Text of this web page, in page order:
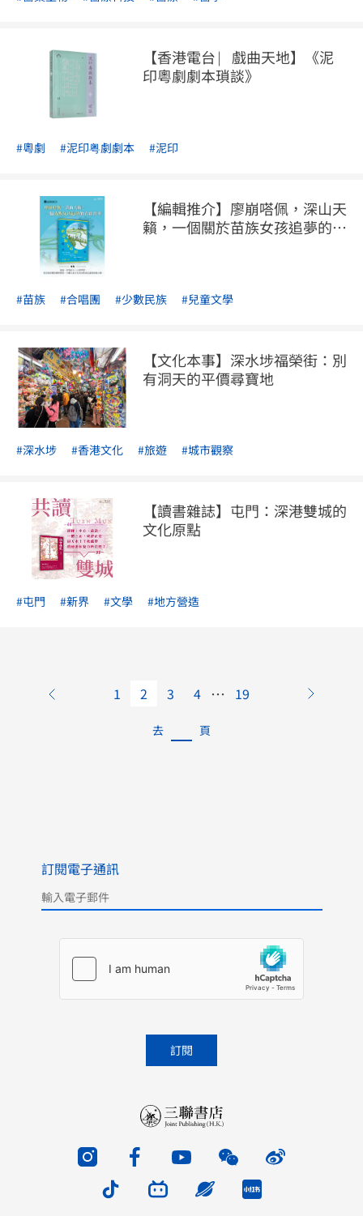
【香港電台 ⎸戲曲天地】《泥
印粵劇劇本瑣談》
#粵劇 #泥印粤劇劇本 #泥印
【編輯推介】廖崩嗒佩，深山天
籟，一個關於苗族女孩追夢的真
#苗族 #合唱團 #少數民族 #兒童文學
【文化本事】深水埗福榮街：別
有洞天的平價尋寶地
#深水埗 #香港文化 #旅遊 #城市觀察
【讀書雜誌】屯門：深港雙城的
文化原點
#屯門 #新界 #文學 #地方營造
1 2 3 4 … 19
去 頁
訂閱電子通訊